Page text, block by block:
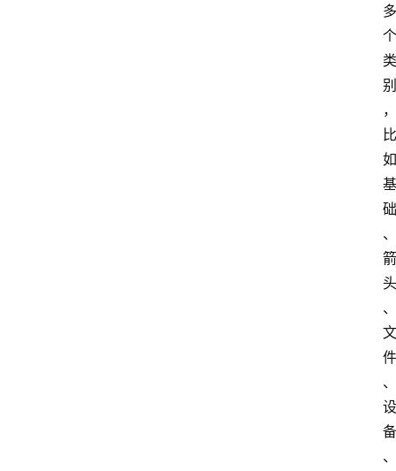
多
个
类
别
，
比
如
基
础
、
箭
头
、
文
件
、
设
备
、